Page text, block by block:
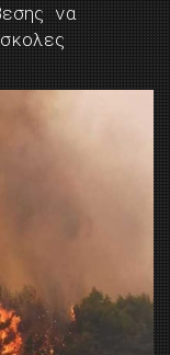
να